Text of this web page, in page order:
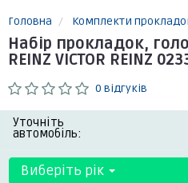
Головна Комплекти
Набір прокладок,
REINZ VICTOR REINZ
0 відгуків
Уточніть
автомобіль:
Виберіть рік